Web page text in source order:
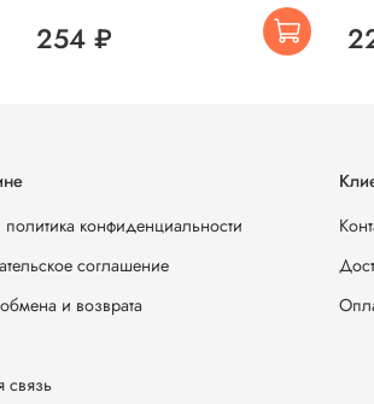
254 ₽
конфиденциальности
соглашение
и возврата
связь